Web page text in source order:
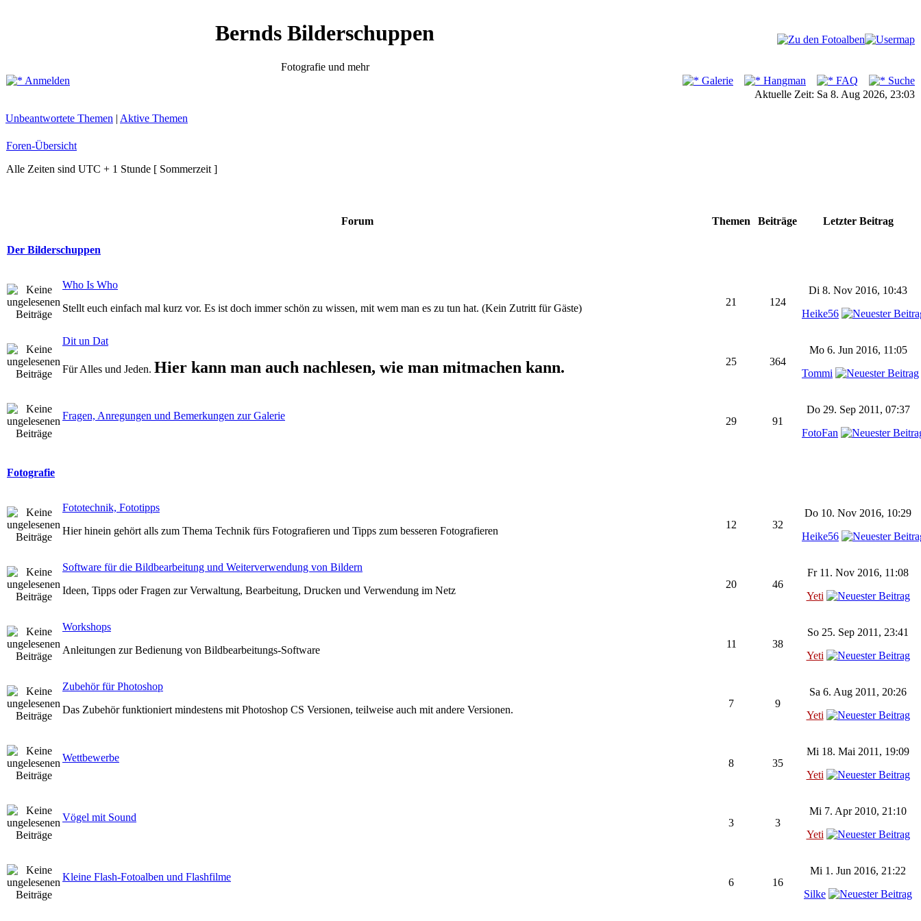
Bernds Bilderschuppen
Fotografie und mehr
Anmelden
Galerie Hangman FAQ
Suche
Aktuelle Zeit: Sa 8. Aug 2026, 23:03
Unbeantwortete Themen | Aktive Themen
Foren-Übersicht
Alle Zeiten sind UTC + 1 Stunde [ Sommerzeit ]
Forum Themen Beiträge Letzter Beitrag
Der Bilderschuppen
Who Is Who
Stellt euch einfach mal kurz vor. Es ist doch immer schön zu wissen, mit wem man es zu tun hat. (Kein Zutritt für Gäste)
21 124
Di 8. Nov 2016, 10:43
Heike56
Dit un Dat
Für Alles und Jeden. Hier kann man auch nachlesen, wie man mitmachen kann. 25 364
Mo 6. Jun 2016, 11:05
Tommi
Fragen, Anregungen und Bemerkungen zur Galerie 29 91
Do 29. Sep 2011, 07:37
FotoFan
Fotografie
Fototechnik, Fototipps
Hier hinein gehört alls zum Thema Technik fürs Fotografieren und Tipps zum besseren Fotografieren
12 32
Do 10. Nov 2016, 10:29
Heike56
Software für die Bildbearbeitung und Weiterverwendung von Bildern
Ideen, Tipps oder Fragen zur Verwaltung, Bearbeitung, Drucken und Verwendung im Netz
20 46
Fr 11. Nov 2016, 11:08
Yeti
Workshops
Anleitungen zur Bedienung von Bildbearbeitungs-Software
11 38
So 25. Sep 2011, 23:41
Yeti
Zubehör für Photoshop
Das Zubehör funktioniert mindestens mit Photoshop CS Versionen, teilweise auch mit andere Versionen.
7 9
Sa 6. Aug 2011, 20:26
Yeti
Wettbewerbe 8 35
Mi 18. Mai 2011, 19:09
Yeti
Vögel mit Sound 3 3
Mi 7. Apr 2010, 21:10
Yeti
Kleine Flash-Fotoalben und Flashfilme 6 16
Mi 1. Jun 2016, 21:22
Silke